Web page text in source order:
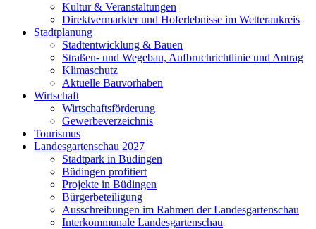
Kultur & Veranstaltungen
Direktvermarkter und Hoferlebnisse im Wetteraukreis
Stadtplanung
Stadtentwicklung & Bauen
Straßen- und Wegebau, Aufbruchrichtlinie und Antrag
Klimaschutz
Aktuelle Bauvorhaben
Wirtschaft
Wirtschaftsförderung
Gewerbeverzeichnis
Tourismus
Landesgartenschau 2027
Stadtpark in Büdingen
Büdingen profitiert
Projekte in Büdingen
Bürgerbeteiligung
Ausschreibungen im Rahmen der Landesgartenschau
Interkommunale Landesgartenschau